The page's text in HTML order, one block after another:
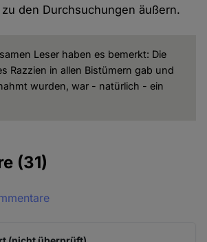
den Durchsuchungen äußern.
Leser haben es bemerkt: Die
Razzien in allen Bistümern gab und
wurden, war - natürlich - ein
(31)